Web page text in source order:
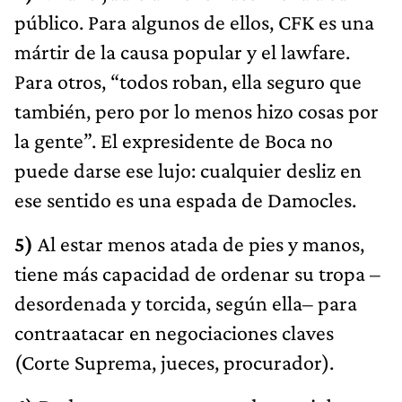
público. Para algunos de ellos, CFK es una
mártir de la causa popular y el lawfare.
Para otros, “todos roban, ella seguro que
también, pero por lo menos hizo cosas por
la gente”. El expresidente de Boca no
puede darse ese lujo: cualquier desliz en
ese sentido es una espada de Damocles.
5) Al estar menos atada de pies y manos,
tiene más capacidad de ordenar su tropa –
desordenada y torcida, según ella– para
contraatacar en negociaciones claves
(Corte Suprema, jueces, procurador).